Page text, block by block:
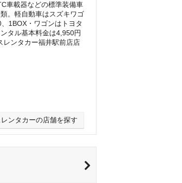
車載器などの標準装備車
。軽自動車はスズキワゴ
1BOX・ワゴンはトヨタ
タル基本料金は4,950円
レンタカー福井駅前店店
ンタカーの店舗を探す